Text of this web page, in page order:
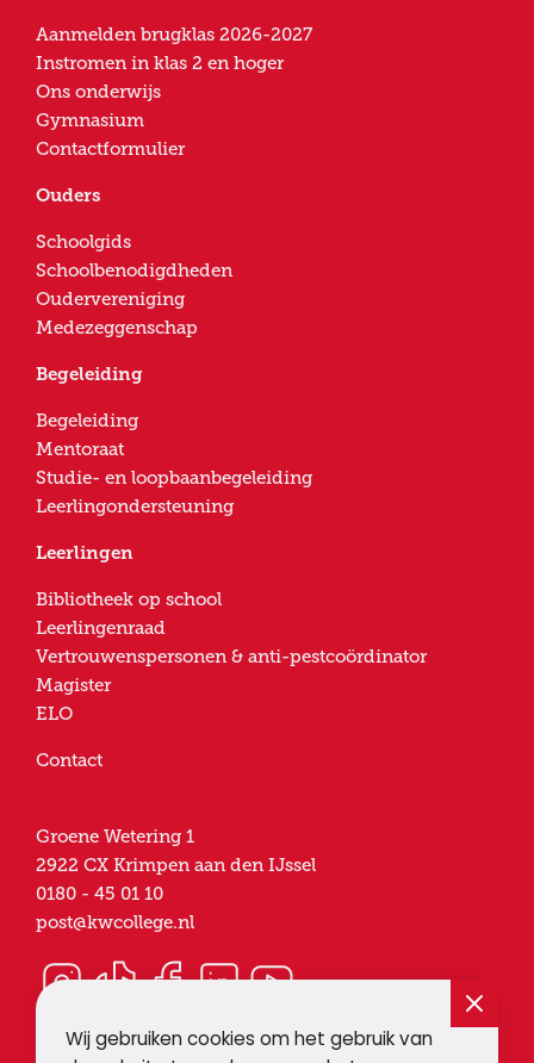
Wij gebruiken cookies om het gebruik van
Aanmelden brugklas 2026-2027
Instromen in klas 2 en hoger
Ons onderwijs
Gymnasium
Contactformulier
Ouders
Schoolgids
Schoolbenodigdheden
Oudervereniging
Medezeggenschap
Begeleiding
Begeleiding
Mentoraat
Studie- en loopbaanbegeleiding
Leerlingondersteuning
Leerlingen
Bibliotheek op school
Leerlingenraad
Vertrouwenspersonen & anti-pestcoördinator
Magister
ELO
Contact
Groene Wetering 1
2922 CX Krimpen aan den IJssel
0180 - 45 01 10
post@kwcollege.nl